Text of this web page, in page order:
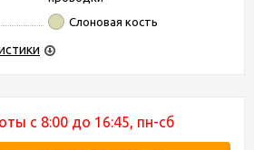
Слоновая кость
с 8:00 до 16:45, пн-сб